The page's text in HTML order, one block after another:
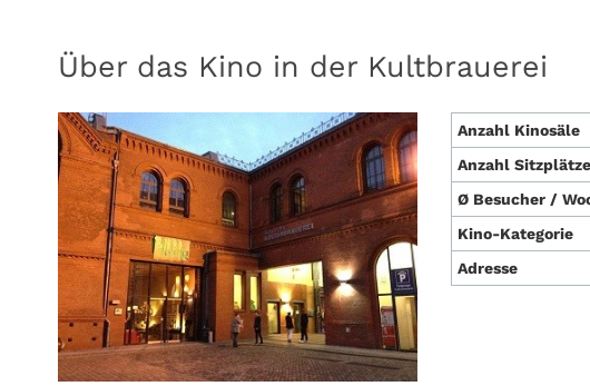
Über das Kino in der Kultbrauerei
Anzahl Kinosäle
Anzahl Sitzplätze
Ø Besucher /
Kino-Kategorie
Adresse